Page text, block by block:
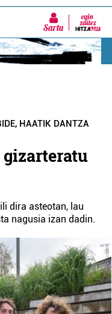
Sartu
HAATIK DANTZA
dira asteotan, lau
nagusia izan dadin.